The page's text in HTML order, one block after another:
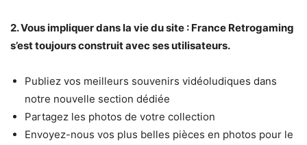
2. Vous impliquer dans la vie du site : France Retrogaming
s’est toujours construit avec ses utilisateurs.
Publiez vos meilleurs souvenirs vidéoludiques dans
notre nouvelle section dédiée
Partagez les photos de votre collection
Envoyez-nous vos plus belles pièces en photos pour le